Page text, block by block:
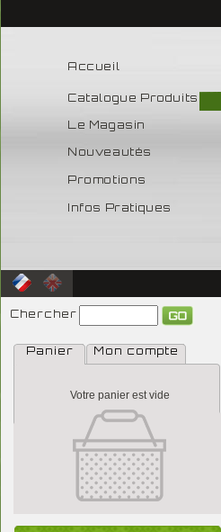
Accueil
Catalogue Produits
Le Magasin
Nouveautés
Promotions
Infos Pratiques
Chercher
Panier Mon compte
Votre panier est vide